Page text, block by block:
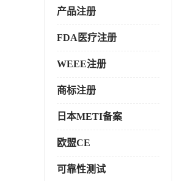
产品注册
FDA医疗注册
WEEE注册
商标注册
日本METI备案
欧盟CE
可靠性测试